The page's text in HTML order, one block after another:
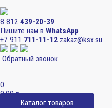
8 812 439-20-39
Пишите нам в WhatsApp
+7 911 711-11-12 zakaz@ksx.su
Обратный звонок
0
0,00р.
Каталог товаров